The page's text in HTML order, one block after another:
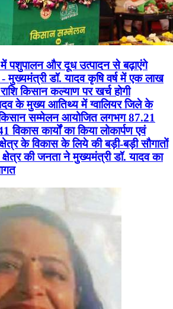
में पशुपालन और दूध उत्पादन से बढ़ाएंगे
मुख्यमंत्री डॉ. यादव कृषि वर्ष में एक लाख
किसान कल्याण पर खर्च होगी
के मुख्य आतिथ्य में ग्वालियर जिले के
सम्मेलन आयोजित लगभग 87.21
कार्यों का किया लोकार्पण एवं
के विकास के लिये की बड़ी-बड़ी सौगातों
की जनता ने मुख्यमंत्री डॉ. यादव का